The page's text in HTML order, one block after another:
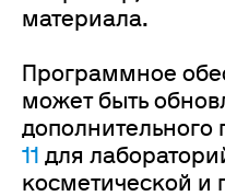
материала.
Программное
может быть
дополнительного
11 для
косметической и